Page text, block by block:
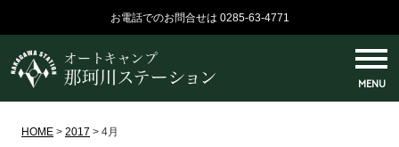
お電話でのお問合せは 0285-63-4771
MENU
HOME > 2017 > 4月